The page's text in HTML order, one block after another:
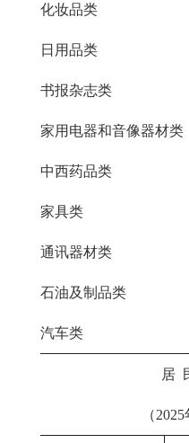
化妆品类
日用品类
书报杂志类
家用电器和音像器材类
中西药品类
家具类
通讯器材类
石油及制品类
汽车类
居
（